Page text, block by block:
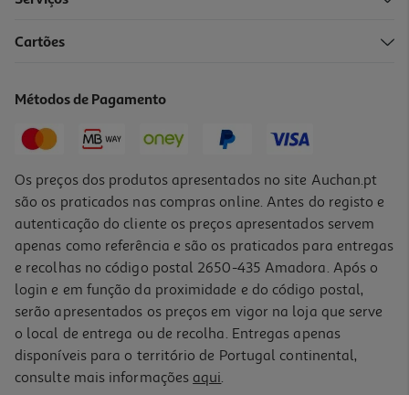
Pasta Oral-B Dentífrica Pro-Expert 75ml
Cartões
Métodos de Pagamento
Os preços dos produtos apresentados no site Auchan.pt
são os praticados nas compras online. Antes do registo e
autenticação do cliente os preços apresentados servem
apenas como referência e são os praticados para entregas
e recolhas no código postal 2650-435 Amadora. Após o
login e em função da proximidade e do código postal,
serão apresentados os preços em vigor na loja que serve
o local de entrega ou de recolha. Entregas apenas
disponíveis para o território de Portugal continental,
consulte mais informações aqui.